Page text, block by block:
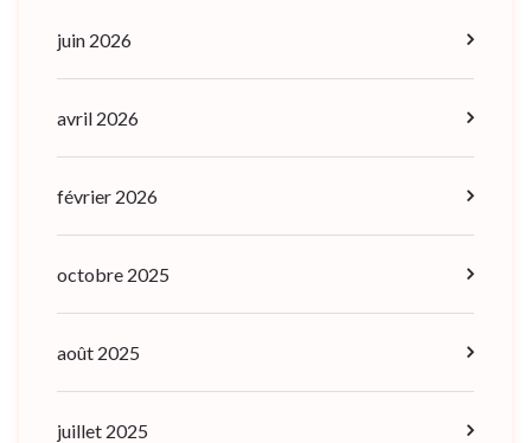
juin 2026
avril 2026
février 2026
octobre 2025
août 2025
juillet 2025